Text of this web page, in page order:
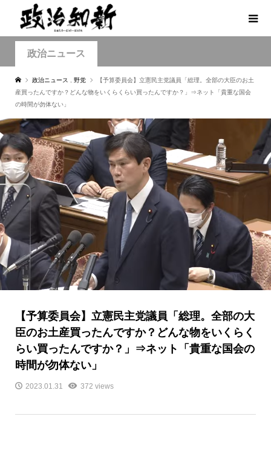
政治ニュース
政治ニュース 野党
【予算委員会】立憲民主党議員「総理。全部の大臣のお土
産買ったんですか？どんな物をいくらくらい買ったんですか？」⇒ネット「貴重な国会
の時間が勿体ない」
【予算委員会】立憲民主党議員「総理。全部の大
臣のお土産買ったんですか？どんな物をいくらく
らい買ったんですか？」⇒ネット「貴重な国会の
時間が勿体ない」
2023.01.31 372 views